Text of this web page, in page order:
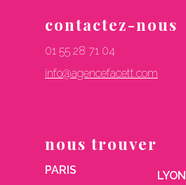
contactez-nous
01 55 28 71 04
info@agencefacett.com
nous trouver
PARIS LYON